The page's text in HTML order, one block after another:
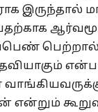
இருந்தால்
பெற்றால்
என்றும்